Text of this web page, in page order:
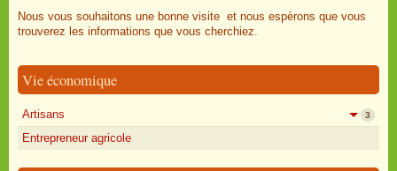
Nous vous souhaitons une bonne visite et nous espèrons que vous
trouverez les informations que vous cherchiez.
Vie économique
Artisans 3
Entrepreneur agricole